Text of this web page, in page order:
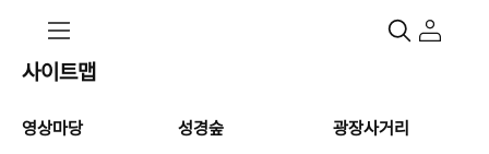
사이트맵
영상마당 성경숲 광장사거리